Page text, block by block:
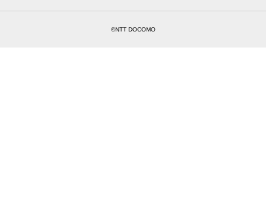
©NTT DOCOMO